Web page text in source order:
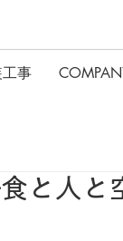
工事
人と